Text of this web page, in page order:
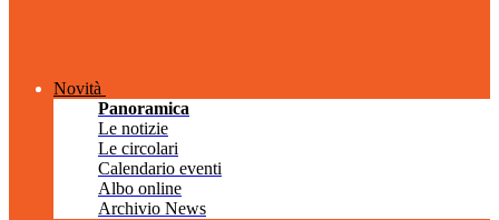
Novità
Panoramica
Le notizie
Le circolari
Calendario eventi
Albo online
Archivio News